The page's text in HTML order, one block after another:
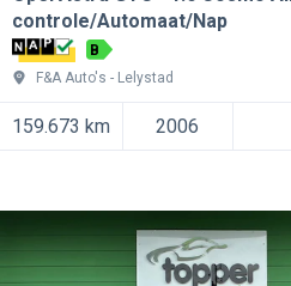
controle/Automaat/Nap
B
F&A Auto's
Lelystad
159.673 km 2006